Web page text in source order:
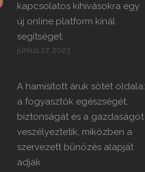
kapcsolatos kihívásokra egy
új online platform kínál
segítséget.
június 27, 2023
A hamisított áruk sötét oldala:
a fogyasztók egészségét,
biztonságát és a gazdaságot
veszélyeztetik, miközben a
szervezett bűnözés alapját
adják